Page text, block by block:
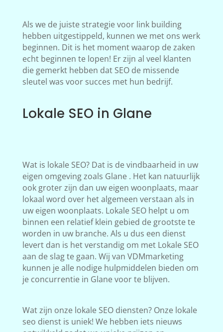
Als we de juiste strategie voor link building
hebben uitgestippeld, kunnen we met ons werk
beginnen. Dit is het moment waarop de zaken
echt beginnen te lopen! Er zijn al veel klanten
die gemerkt hebben dat SEO de missende
sleutel was voor succes met hun bedrijf.
Lokale SEO in Glane
Wat is lokale SEO? Dat is de vindbaarheid in uw
eigen omgeving zoals Glane . Het kan natuurlijk
ook groter zijn dan uw eigen woonplaats, maar
lokaal word over het algemeen verstaan als in
uw eigen woonplaats. Lokale SEO helpt u om
binnen een relatief klein gebied de grootste te
worden in uw branche. Als u dus een dienst
levert dan is het verstandig om met Lokale SEO
aan de slag te gaan. Wij van VDMmarketing
kunnen je alle nodige hulpmiddelen bieden om
je concurrentie in Glane voor te blijven.
Wat zijn onze lokale SEO diensten? Onze lokale
seo dienst is uniek! We hebben iets nieuws